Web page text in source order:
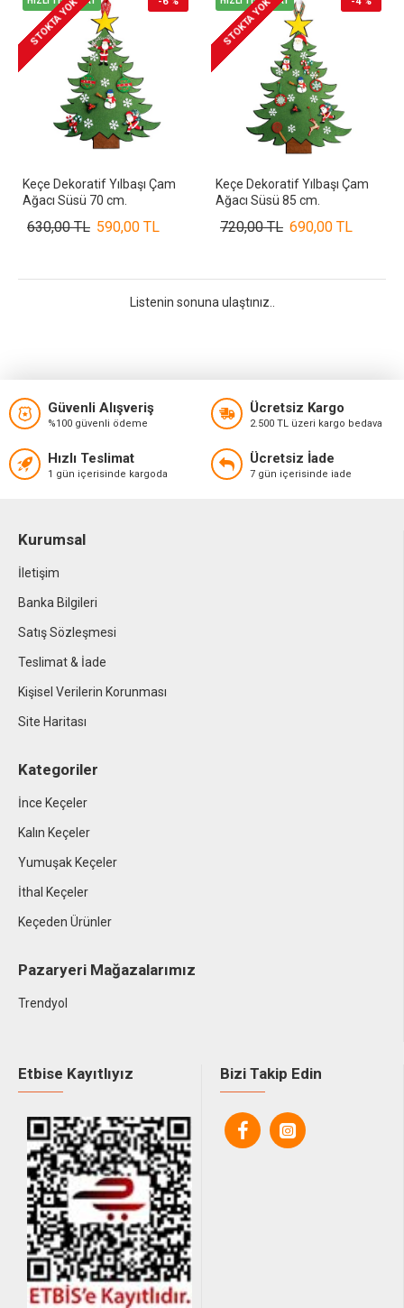
STOKTA YOK
Keçe Dekoratif Yılbaşı Çam
Ağacı Süsü 70 cm.
590,00 TL
630,00 TL
STOKTA YOK
Keçe Dekoratif Yılbaşı Çam
Ağacı Süsü 85 cm.
690,00 TL
720,00 TL
Listenin sonuna ulaştınız..
Güvenli Alışveriş
%100 güvenli ödeme
Ücretsiz Kargo
2.500 TL üzeri kargo bedava
Hızlı Teslimat
1 gün içerisinde kargoda
Ücretsiz İade
7 gün içerisinde iade
Kurumsal
İletişim
Banka Bilgileri
Satış Sözleşmesi
Teslimat & İade
Kişisel Verilerin Korunması
Site Haritası
Kategoriler
İnce Keçeler
Kalın Keçeler
Yumuşak Keçeler
İthal Keçeler
Keçeden Ürünler
Pazaryeri Mağazalarımız
Trendyol
Etbise Kayıtlıyız Bizi Takip Edin